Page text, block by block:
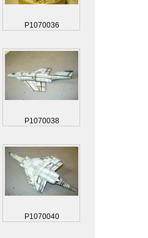
P1070036
P1070038
P1070040